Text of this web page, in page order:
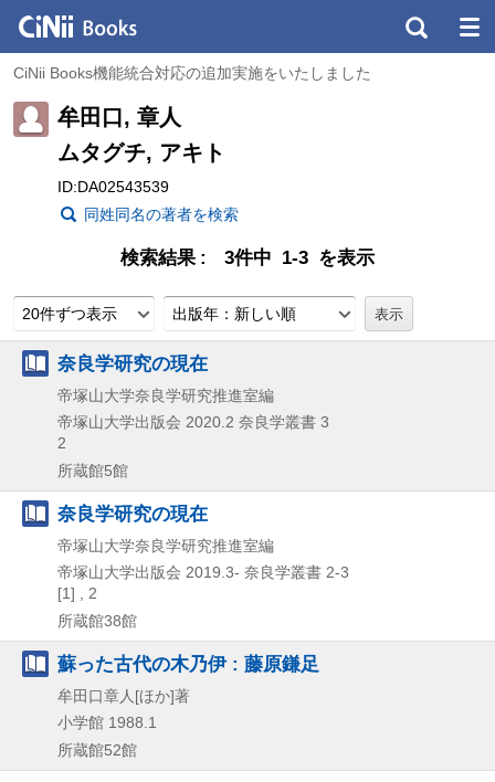
CiNii Books機能統合対応の追加実施をいたしました
牟田口, 章人
ムタグチ, アキト
ID:DA02543539
同姓同名の著者を検索
検索結果 3件中 1-3 を表示
20件ずつ表示 出版年：新しい順
奈良学研究の現在
帝塚山大学奈良学研究推進室編
帝塚山大学出版会 2020.2 奈良学叢書 3
2
所蔵館5館
奈良学研究の現在
帝塚山大学奈良学研究推進室編
帝塚山大学出版会 2019.3- 奈良学叢書 2-3
[1] , 2
所蔵館38館
蘇った古代の木乃伊 : 藤原鎌足
牟田口章人[ほか]著
小学館 1988.1
所蔵館52館